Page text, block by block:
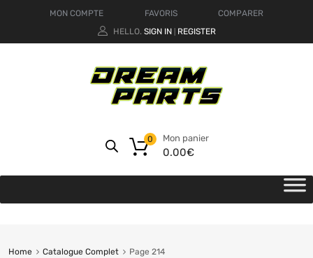
MON COMPTE FAVORIS
COMPARER
HELLO. SIGN IN REGISTER
Mon panier
0.00€
0
Home Catalogue Complet Page 214